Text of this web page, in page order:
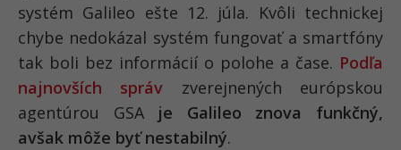
systém Galileo ešte 12. júla. Kvôli technickej
chybe nedokázal systém fungovať a smartfóny
tak boli bez informácií o polohe a čase. Podľa
najnovších správ zverejnených európskou
agentúrou GSA je Galileo znova funkčný,
avšak môže byť nestabilný.